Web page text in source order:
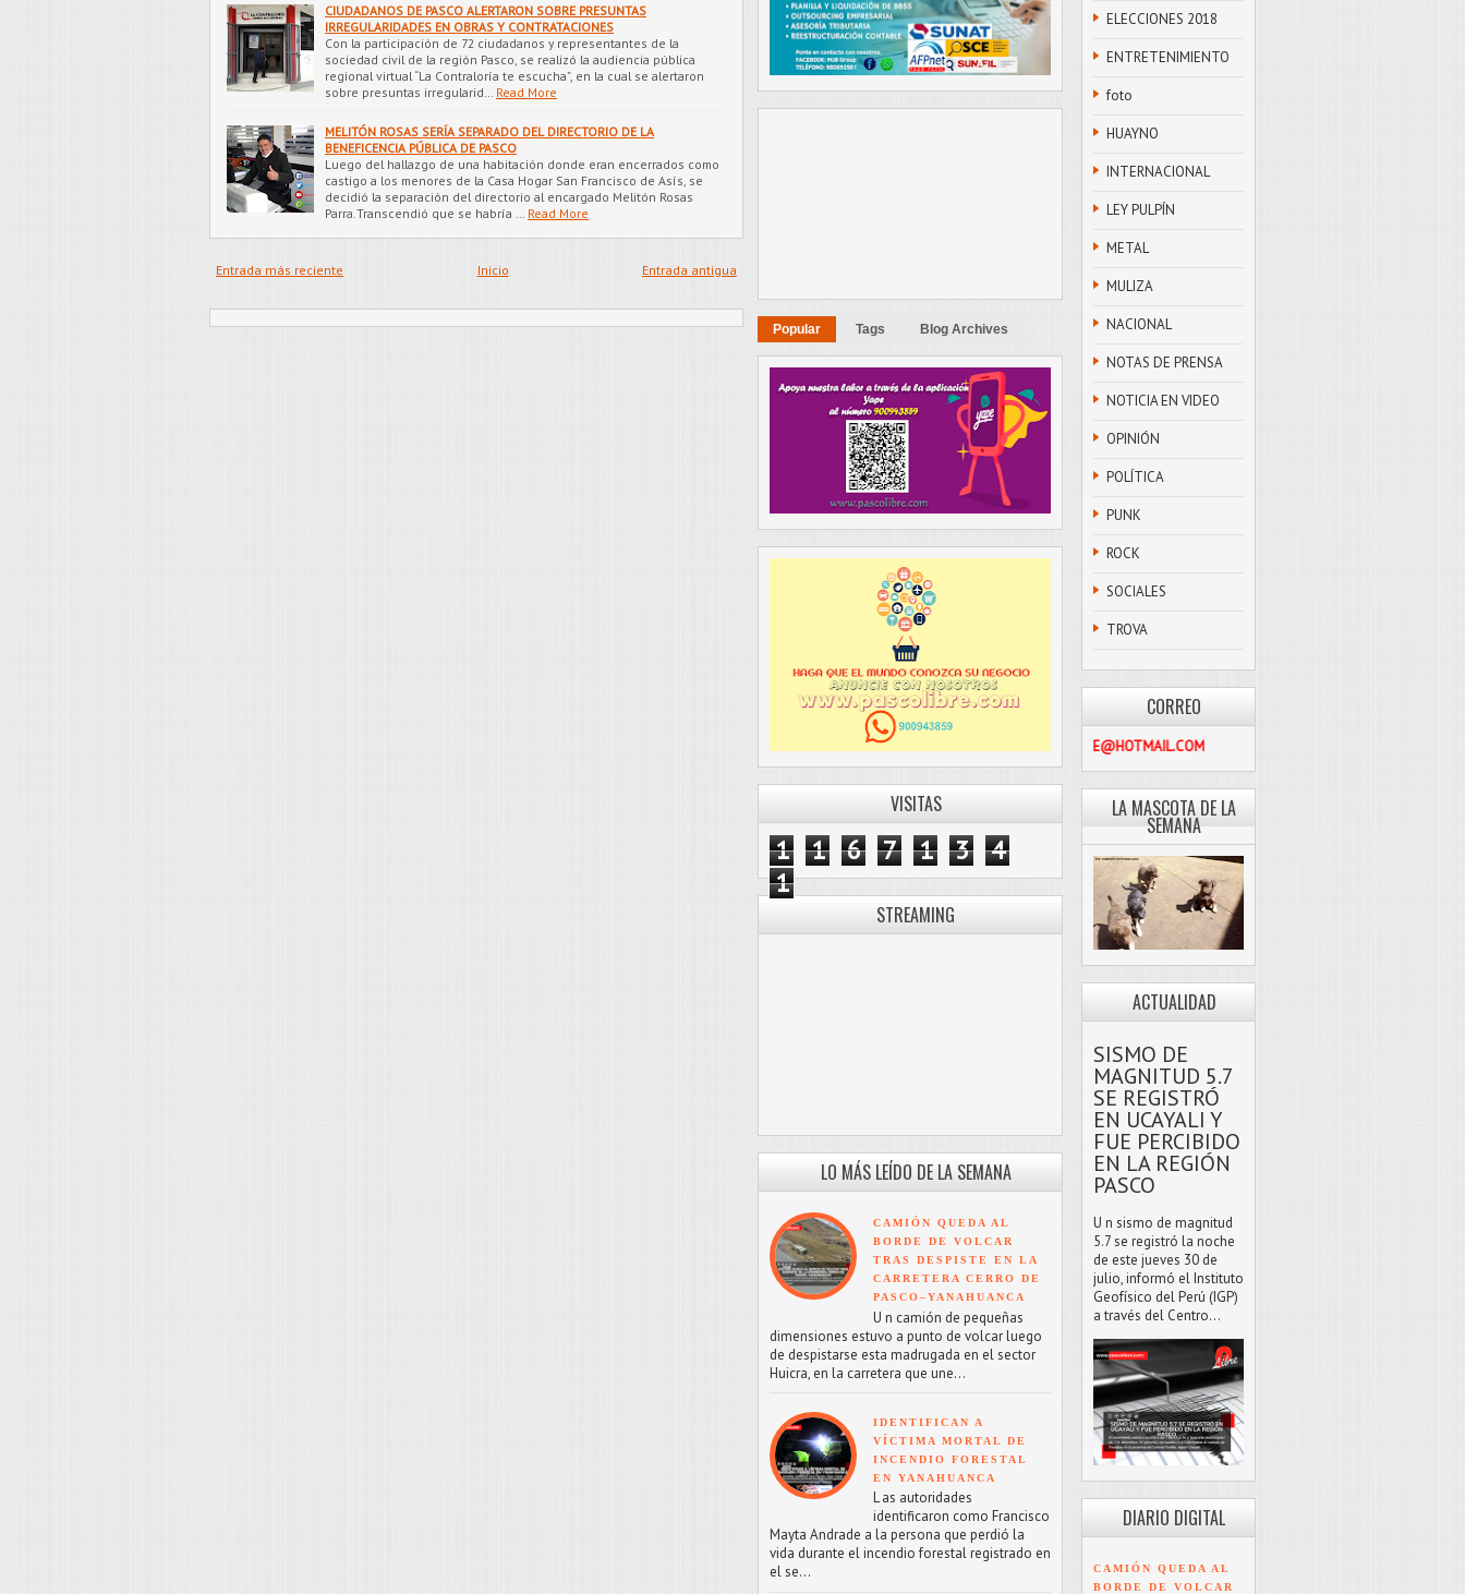
CIUDADANOS DE PASCO ALERTARON SOBRE PRESUNTAS
IRREGULARIDADES EN OBRAS Y CONTRATACIONES
Con la participación de 72 ciudadanos y representantes de la
sociedad civil de la región Pasco, se realizó la audiencia pública
regional virtual “La Contraloría te escucha”, en la cual se alertaron
sobre presuntas irregularid…
Read More
MELITÓN ROSAS SERÍA SEPARADO DEL DIRECTORIO DE LA
BENEFICENCIA PÚBLICA DE PASCO
Luego del hallazgo de una habitación donde eran encerrados como
castigo a los menores de la Casa Hogar San Francisco de Asís, se
decidió la separación del directorio al encargado Melitón Rosas
Parra.Transcendió que se habría …
Read More
Entrada más reciente Entrada antigua
Inicio
Popular Tags Blog Archives
VISITAS
1 1 6 7 1 3
4
1
STREAMING
LO MÁS LEÍDO DE LA SEMANA
CAMIÓN QUEDA AL
BORDE DE VOLCAR
TRAS DESPISTE EN LA
CARRETERA CERRO DE
PASCO–YANAHUANCA
U n camión de pequeñas
dimensiones estuvo a punto de volcar luego
de despistarse esta madrugada en el sector
Huicra, en la carretera que une...
IDENTIFICAN A
VÍCTIMA MORTAL DE
INCENDIO FORESTAL
EN YANAHUANCA
L as autoridades
identificaron como Francisco
Mayta Andrade a la persona que perdió la
vida durante el incendio forestal registrado en
el se...
ELECCIONES 2018
ENTRETENIMIENTO
foto
HUAYNO
INTERNACIONAL
LEY PULPÍN
METAL
MULIZA
NACIONAL
NOTAS DE PRENSA
NOTICIA EN VIDEO
OPINIÓN
POLÍTICA
PUNK
ROCK
SOCIALES
TROVA
CORREO
PASCOLIBRE@HOTMAIL.COM
LA MASCOTA DE LA
SEMANA
ACTUALIDAD
SISMO DE
MAGNITUD 5.7
SE REGISTRÓ
EN UCAYALI Y
FUE PERCIBIDO
EN LA REGIÓN
PASCO
U n sismo de magnitud
5.7 se registró la noche
de este jueves 30 de
julio, informó el Instituto
Geofísico del Perú (IGP)
a través del Centro...
DIARIO DIGITAL
CAMIÓN QUEDA AL
BORDE DE VOLCAR